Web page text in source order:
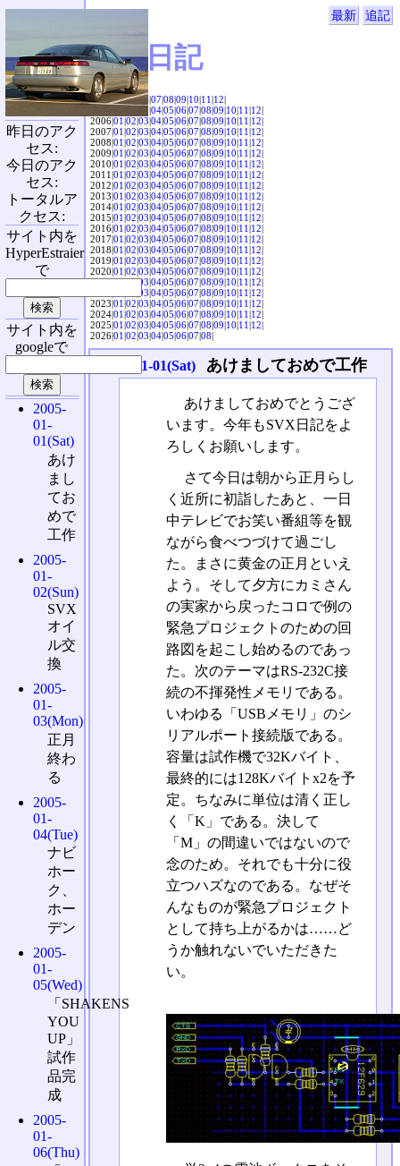
最新 追記
SVX日記
2004|04|05|06|07|08|09|10|11|12|
|04|05|06|07|08|09|10|11|12|
2006|01|02|03|04|05|06|07|08|09|10|11|12|
2007|01|02|03|04|05|06|07|08|09|10|11|12|
2008|01|02|03|04|05|06|07|08|09|10|11|12|
2009|01|02|03|04|05|06|07|08|09|10|11|12|
2010|01|02|03|04|05|06|07|08|09|10|11|12|
2011|01|02|03|04|05|06|07|08|09|10|11|12|
2012|01|02|03|04|05|06|07|08|09|10|11|12|
2013|01|02|03|04|05|06|07|08|09|10|11|12|
2014|01|02|03|04|05|06|07|08|09|10|11|12|
2015|01|02|03|04|05|06|07|08|09|10|11|12|
2016|01|02|03|04|05|06|07|08|09|10|11|12|
2017|01|02|03|04|05|06|07|08|09|10|11|12|
2018|01|02|03|04|05|06|07|08|09|10|11|12|
2019|01|02|03|04|05|06|07|08|09|10|11|12|
2020|01|02|03|04|05|06|07|08|09|10|11|12|
2021|01|02|03|04|05|06|07|08|09|10|11|12|
03|04|05|06|07|08|09|10|11|12|
2023|01|02|03|04|05|06|07|08|09|10|11|12|
2024|01|02|03|04|05|06|07|08|09|10|11|12|
2025|01|02|03|04|05|06|07|08|09|10|11|12|
2026|01|02|03|04|05|06|07|08|
2005-01-01(Sat) あけましておめで工作
あけましておめでとうござ
います。今年もSVX日記をよ
ろしくお願いします。
さて今日は朝から正月らし
く近所に初詣したあと、一日
中テレビでお笑い番組等を観
ながら食べつづけて過ごし
た。まさに黄金の正月といえ
よう。そして夕方にカミさん
の実家から戻ったコロで例の
緊急プロジェクトのための回
路図を起こし始めるのであっ
た。次のテーマはRS-232C接
続の不揮発性メモリである。
いわゆる「USBメモリ」のシ
リアルポート接続版である。
容量は試作機で32Kバイト、
最終的には128Kバイトx2を予
定。ちなみに単位は清く正し
く「K」である。決して
「M」の間違いではないので
念のため。それでも十分に役
立つハズなのである。なぜそ
んなものが緊急プロジェクト
として持ち上がるかは……ど
うか触れないでいただきた
い。
昨日のアク
セス:
今日のアク
セス:
トータルア
クセス:
サイト内を
HyperEstraier
で
サイト内を
googleで
2005-
01-
01(Sat)
あけ
まし
てお
めで
工作
2005-
01-
02(Sun)
SVX
オイ
ル交
換
2005-
01-
03(Mon)
正月
終わ
る
2005-
01-
04(Tue)
ナビ
ホー
ク、
ホー
デン
2005-
01-
05(Wed)
「SHAKENS
YOU
UP」
試作
品完
成
2005-
01-
06(Thu)